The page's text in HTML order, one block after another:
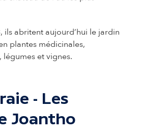
ils abritent aujourd’hui le jardin
plantes médicinales,
et vignes.
- Les
Joantho